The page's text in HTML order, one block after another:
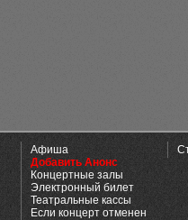
Афиша
Добавить Анонс
Концертные залы
Электронный билет
Театральные кассы
Если концерт отменен